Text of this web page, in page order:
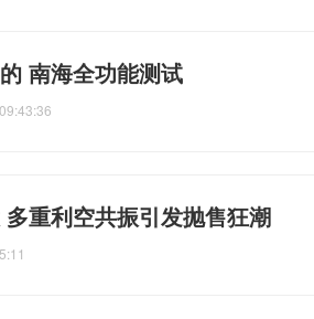
南海全功能测试
重利空共振引发抛售狂潮